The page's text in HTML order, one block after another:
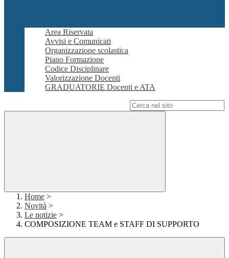
Area Riservata
Avvisi e Comunicati
Organizzazione scolastica
Piano Formazione
Codice Disciplinare
Valorizzazione Docenti
GRADUATORIE Docenti e ATA
Home >
Novità >
Le notizie >
COMPOSIZIONE TEAM e STAFF DI SUPPORTO